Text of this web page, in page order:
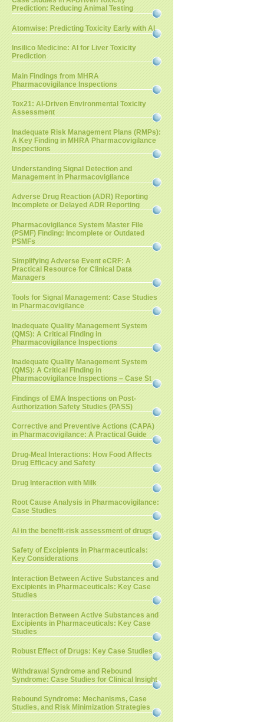
Prediction: Reducing Animal Testing
Atomwise: Predicting Toxicity Early with AI
Insilico Medicine: AI for Liver Toxicity
Prediction
Main Findings from MHRA
Pharmacovigilance Inspections
Tox21: AI-Driven Environmental Toxicity
Assessment
Inadequate Risk Management Plans (RMPs):
A Key Finding in MHRA Pharmacovigilance
Inspections
Understanding Signal Detection and
Management in Pharmacovigilance
Adverse Drug Reaction (ADR) Reporting
Incomplete or Delayed ADR Reporting
Pharmacovigilance System Master File
(PSMF) Finding: Incomplete or Outdated
PSMFs
Simplifying Adverse Event eCRF: A
Practical Resource for Clinical Data
Managers
Tools for Signal Management: Case Studies
in Pharmacovigilance
Inadequate Quality Management System
(QMS): A Critical Finding in
Pharmacovigilance Inspections
Inadequate Quality Management System
(QMS): A Critical Finding in
Pharmacovigilance Inspections – Case St
Findings of EMA Inspections on Post-
Authorization Safety Studies (PASS)
Corrective and Preventive Actions (CAPA)
in Pharmacovigilance: A Practical Guide
Drug-Meal Interactions: How Food Affects
Drug Efficacy and Safety
Drug Interaction with Milk
Root Cause Analysis in Pharmacovigilance:
Case Studies
AI in the benefit-risk assessment of drugs
Safety of Excipients in Pharmaceuticals:
Key Considerations
Interaction Between Active Substances and
Excipients in Pharmaceuticals: Key Case
Studies
Interaction Between Active Substances and
Excipients in Pharmaceuticals: Key Case
Studies
Robust Effect of Drugs: Key Case Studies
Withdrawal Syndrome and Rebound
Syndrome: Case Studies for Clinical Insight
Rebound Syndrome: Mechanisms, Case
Studies, and Risk Minimization Strategies